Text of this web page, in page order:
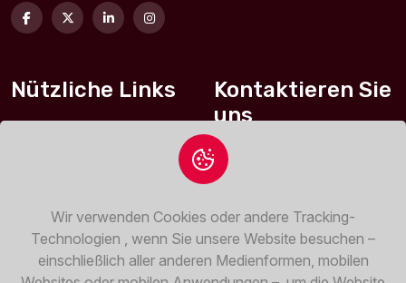
Nützliche Links
Geschäftsbedingungen
Rückerstattungsrichtlini
Kontaktieren Sie
uns
1463 , BG
support@esimdir
Wir verwenden Cookies oder andere Tracking-
Technologien , wenn Sie unsere Website besuchen –
einschließlich aller anderen Medienformen, mobilen